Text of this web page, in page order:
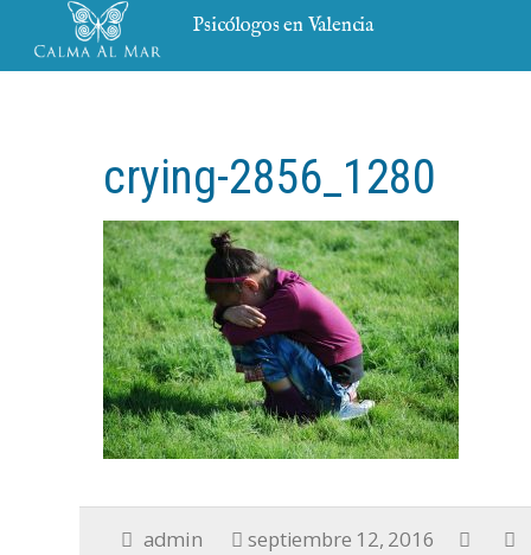
Psicólogos en Valencia
crying-2856_1280
admin septiembre 12, 2016